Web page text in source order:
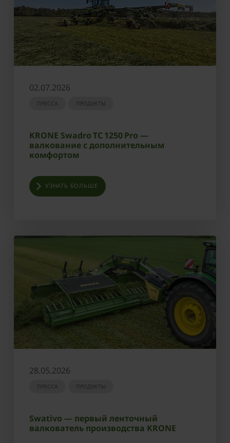
02.07.2026
ПРЕССА ПРОДУКТЫ
KRONE Swadro TC 1250 Pro —
валкование с дополнительным
комфортом
УЗНАТЬ БОЛЬШЕ
28.05.2026
ПРЕССА ПРОДУКТЫ
Swativo — первый ленточный
валкователь производства KRONE